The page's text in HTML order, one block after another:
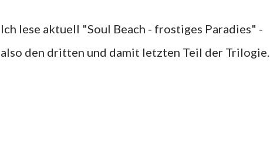
Ich lese aktuell "Soul Beach - frostiges Paradies" -
also den dritten und damit letzten Teil der Trilogie.